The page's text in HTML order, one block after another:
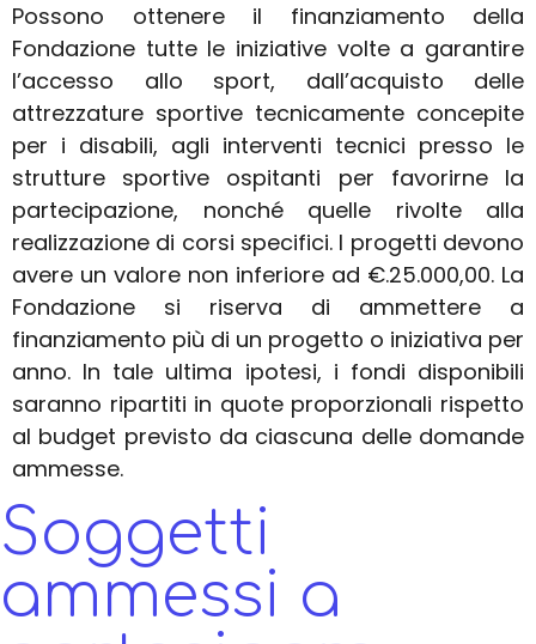
Possono ottenere il finanziamento della
Fondazione tutte le iniziative volte a garantire
l’accesso allo sport, dall’acquisto delle
attrezzature sportive tecnicamente concepite
per i disabili, agli interventi tecnici presso le
strutture sportive ospitanti per favorirne la
partecipazione, nonché quelle rivolte alla
realizzazione di corsi specifici. I progetti devono
avere un valore non inferiore ad €.25.000,00. La
Fondazione si riserva di ammettere a
finanziamento più di un progetto o iniziativa per
anno. In tale ultima ipotesi, i fondi disponibili
saranno ripartiti in quote proporzionali rispetto
al budget previsto da ciascuna delle domande
ammesse.
Soggetti
ammessi a